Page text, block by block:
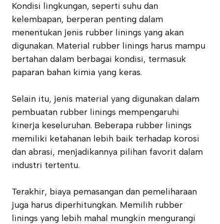
Kondisi lingkungan, seperti suhu dan
kelembapan, berperan penting dalam
menentukan jenis rubber linings yang akan
digunakan. Material rubber linings harus mampu
bertahan dalam berbagai kondisi, termasuk
paparan bahan kimia yang keras.
Selain itu, jenis material yang digunakan dalam
pembuatan rubber linings mempengaruhi
kinerja keseluruhan. Beberapa rubber linings
memiliki ketahanan lebih baik terhadap korosi
dan abrasi, menjadikannya pilihan favorit dalam
industri tertentu.
Terakhir, biaya pemasangan dan pemeliharaan
juga harus diperhitungkan. Memilih rubber
linings yang lebih mahal mungkin mengurangi